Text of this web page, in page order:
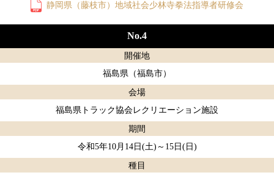
静岡県（藤枝市）地域社会少林寺拳法指導者研修会
No.4
開催地
福島県（福島市）
会場
福島県トラック協会レクリエーション施設
期間
令和5年10月14日(土)～15日(日)
種目